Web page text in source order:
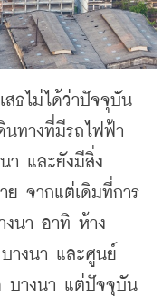
สธไม่ได้ว่าปัจจุบัน
นทางที่มีรถไฟฟ้า
า และยังมีสิ่ง
ย จากแต่เดิมที่การ
นา อาทิ ห้าง
บางนา และศูนย์
บางนา แต่ปัจจุบัน